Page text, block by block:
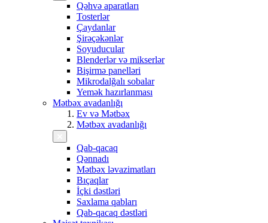
Qəhvə aparatları
Tosterlər
Çaydanlar
Şirəçəkənlər
Soyuducular
Blenderlər və mikserlər
Bişirmə panelləri
Mikrodalğalı sobalar
Yemək hazırlanması
Mətbəx avadanlığı
Ev və Mətbəx
Mətbəx avadanlığı
Qab-qacaq
Qənnadı
Mətbəx ləvazimatları
Bıçaqlar
İçki dəstləri
Saxlama qabları
Qab-qacaq dəstləri